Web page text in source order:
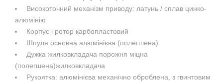
Високоточний механізм приводу: латунь / сплав цинко-
алюмінію
Корпус і ротор карбопластовий
Шпуля основна алюмінієва (полегшена)
Дужка жилковкладача порожня міцна
(полегшена)жилковкладача
Рукоятка: алюмінієва механічно оброблена, з гвинтовим